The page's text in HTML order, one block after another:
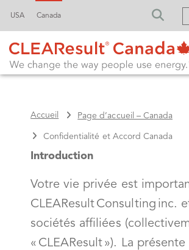
USA Canada
FA-
Accueil Page d’accueil – Canada
Confidentialité et Accord Canada
Introduction
Votre vie privée est
CLEAResult Consulting inc.
sociétés affiliées
« CLEAResult »). La